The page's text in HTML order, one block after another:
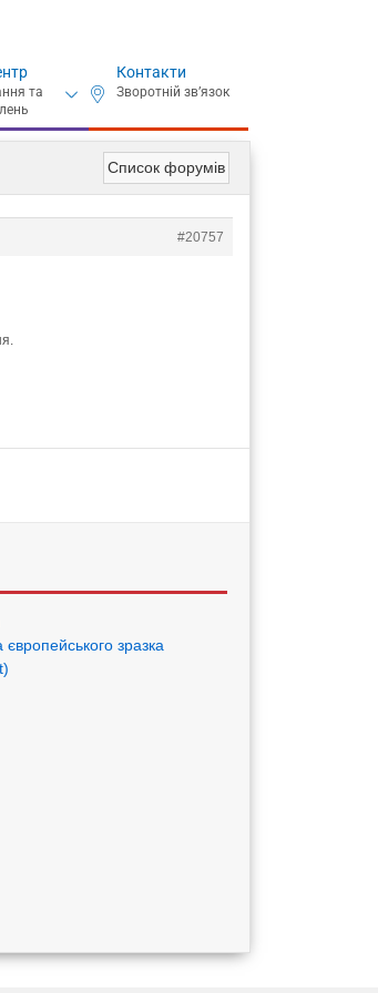
Контакти
Список форумів
#20757
зразка